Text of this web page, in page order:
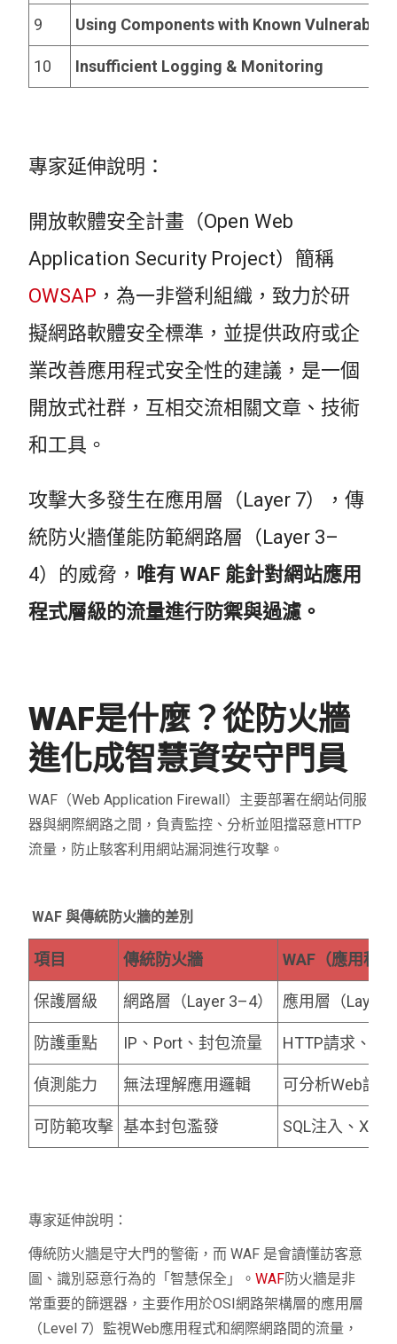
9 Using Components with Known
10 Insufficient Logging & Monitoring
專家延伸說明：
開放軟體安全計畫（Open Web
Application Security Project）簡稱
OWSAP ，為一非營利組織，致力於研
擬網路軟體安全標準，並提供政府或企
業改善應用程式安全性的建議，是一個
開放式社群，互相交流相關文章、技術
和工具。
攻擊大多發生在應用層（Layer 7），傳
統防火牆僅能防範網路層（Layer 3–
4）的威脅， 唯有 WAF 能針對網站應用
程式層級的流量進行防禦與過濾。
WAF是什麼？從防火牆
進化成智慧資安守門員
WAF（Web Application Firewall）主要部署在網站伺服
器與網際網路之間，負責監控、分析並阻擋惡意HTTP
流量，防止駭客利用網站漏洞進行攻擊。
WAF 與傳統防火牆的差別
項目 傳統防火牆 WAF（應用程
保護層級 網路層（Layer 3–4） 應用層（Layer
防護重點 IP、Port、封包流量 HTTP請求、程
偵測能力 無法理解應用邏輯 可分析Web請
可防範攻擊 基本封包濫發 SQL注入、XSS
專家延伸說明：
傳統防火牆是守大門的警衛，而 WAF 是會讀懂訪客意
圖、識別惡意行為的「智慧保全」。WAF防火牆是非
常重要的篩選器，主要作用於OSI網路架構層的應用層
（Level 7）監視Web應用程式和網際網路間的流量，